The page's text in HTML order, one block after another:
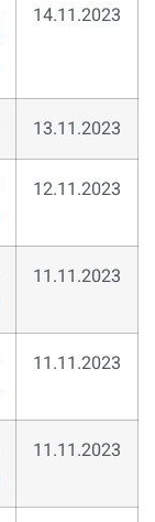
14.11.2023
13.11.2023
12.11.2023
11.11.2023
11.11.2023
11.11.2023